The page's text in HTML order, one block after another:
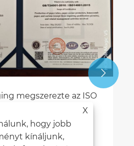
megszerezte az ISO

X
hogy jobb
kínáljunk,